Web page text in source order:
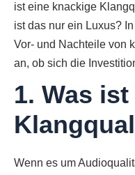
ist eine knackige
ist das nur ein Luxus?
Vor- und Nachteile von
an, ob sich die
1. Was
Wenn es um